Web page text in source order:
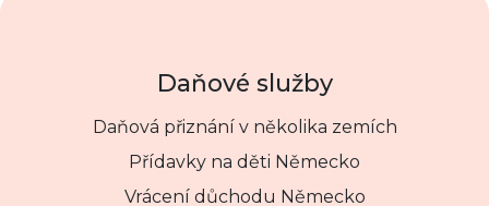
Daňové služby
Daňová přiznání v několika zemích
Přídavky na děti Německo
Vrácení důchodu Německo